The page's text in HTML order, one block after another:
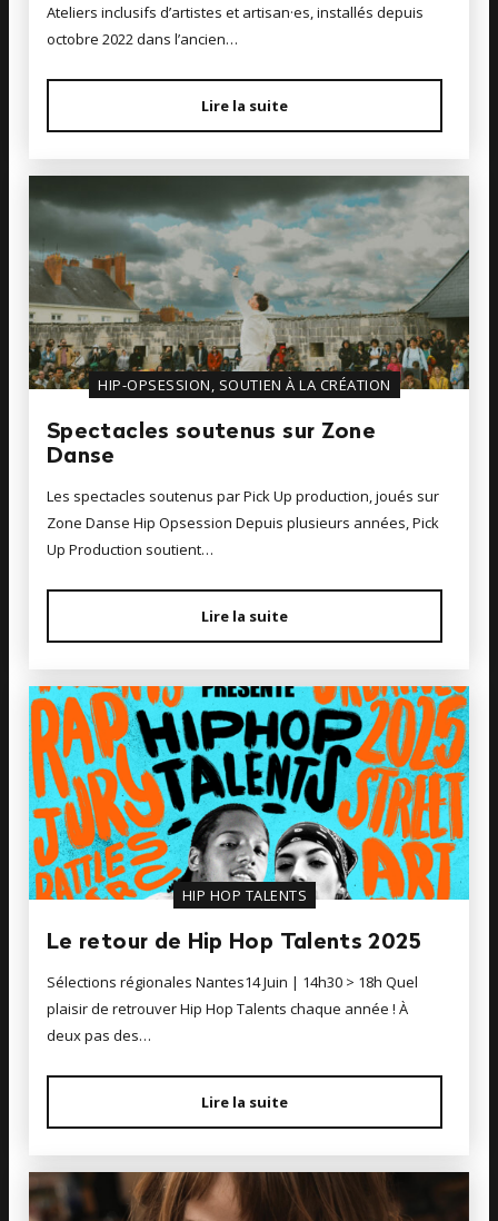
Ateliers inclusifs d’artistes et artisan·es, installés depuis
octobre 2022 dans l’ancien…
Lire la suite
HIP-OPSESSION, SOUTIEN À LA CRÉATION
Spectacles soutenus sur Zone
Danse
Les spectacles soutenus par Pick Up production, joués sur
Zone Danse Hip Opsession Depuis plusieurs années, Pick
Up Production soutient…
Lire la suite
HIP HOP TALENTS
Le retour de Hip Hop Talents 2025
Sélections régionales Nantes14 Juin | 14h30 > 18h Quel
plaisir de retrouver Hip Hop Talents chaque année ! À
deux pas des…
Lire la suite